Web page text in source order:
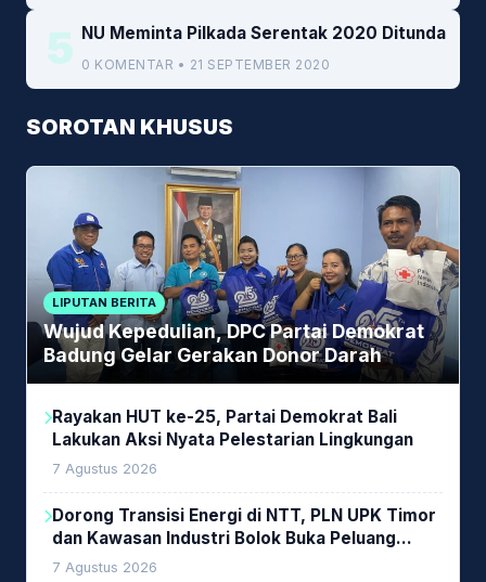
5 NU Meminta Pilkada Serentak 2020 Ditunda
0 KOMENTAR • 21 SEPTEMBER 2020
SOROTAN KHUSUS
LIPUTAN BERITA
Wujud Kepedulian, DPC Partai Demokrat
Badung Gelar Gerakan Donor Darah
Rayakan HUT ke-25, Partai Demokrat Bali
Lakukan Aksi Nyata Pelestarian Lingkungan
7 Agustus 2026
Dorong Transisi Energi di NTT, PLN UPK Timor
dan Kawasan Industri Bolok Buka Peluang
Investasi Woodchip untuk Cofiring PLTU Bolok
7 Agustus 2026